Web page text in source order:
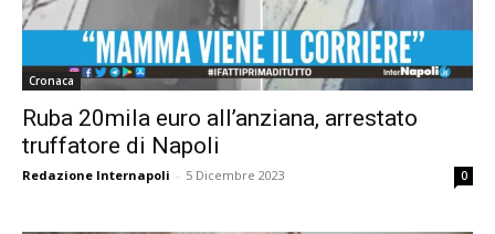
Cronaca
Ruba 20mila euro all’anziana, arrestato
truffatore di Napoli
Redazione Internapoli - 5 Dicembre 2023 0